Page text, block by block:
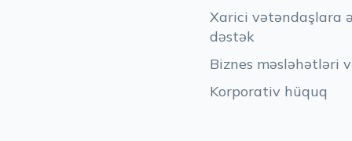
Xarici vətəndaşlara
dəstək
Biznes məsləhətləri
Korporativ hüquq